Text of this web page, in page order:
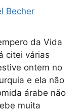
Becher
da Vida
citei várias
ontem no
e ela não
árabe não
muita